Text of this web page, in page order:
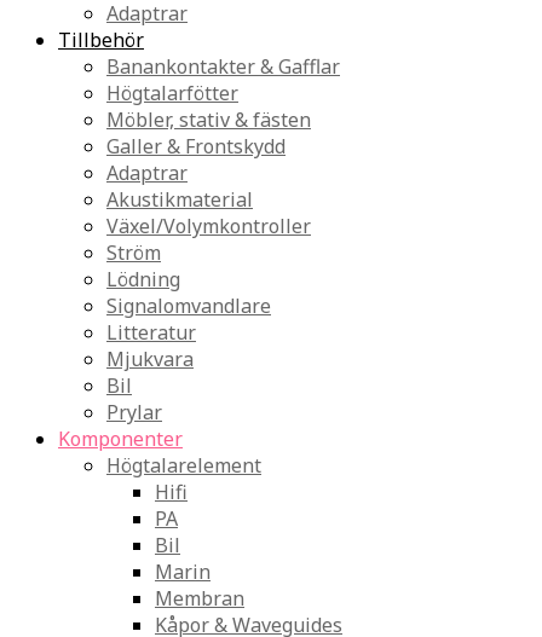
Adaptrar
Tillbehör
Banankontakter & Gafflar
Högtalarfötter
Möbler, stativ & fästen
Galler & Frontskydd
Adaptrar
Akustikmaterial
Växel/Volymkontroller
Ström
Lödning
Signalomvandlare
Litteratur
Mjukvara
Bil
Prylar
Komponenter
Högtalarelement
Hifi
PA
Bil
Marin
Membran
Kåpor & Waveguides